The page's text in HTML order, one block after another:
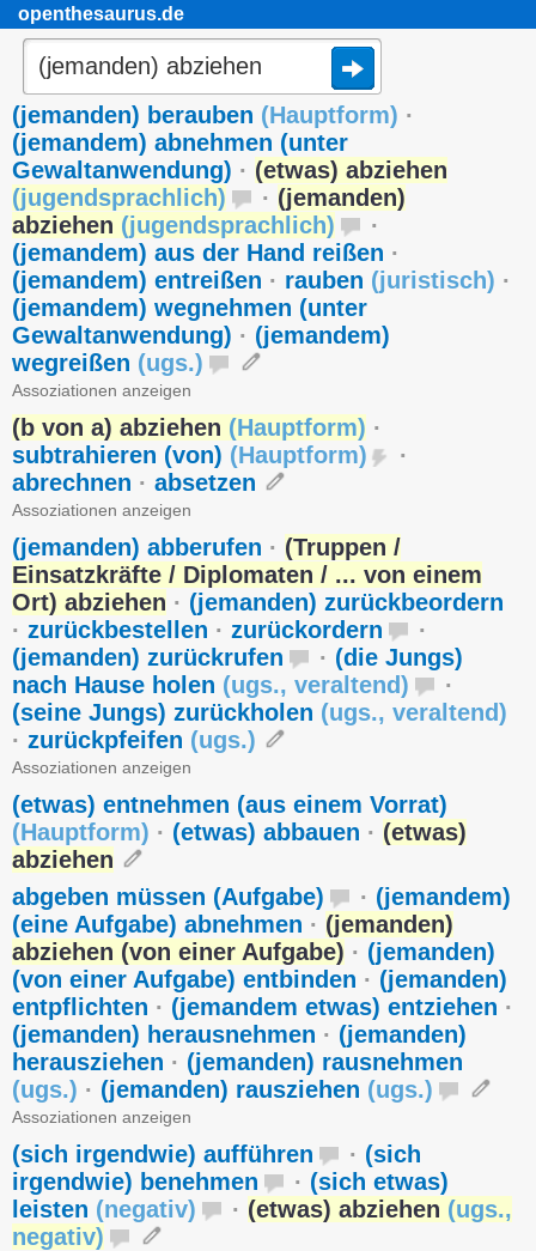
openthesaurus.de
(jemanden) berauben (Hauptform) ·
(jemandem) abnehmen (unter
Gewaltanwendung) · (etwas) abziehen
(jugendsprachlich) · (jemanden)
abziehen (jugendsprachlich)
·
(jemandem) aus der Hand reißen ·
(jemandem) entreißen · rauben (juristisch) ·
(jemandem) wegnehmen (unter
Gewaltanwendung) · (jemandem)
wegreißen (ugs.)
Assoziationen anzeigen
(b von a) abziehen (Hauptform) ·
subtrahieren (von) (Hauptform)
·
abrechnen · absetzen
Assoziationen anzeigen
(jemanden) abberufen · (Truppen /
Einsatzkräfte / Diplomaten / ... von einem
Ort) abziehen · (jemanden) zurückbeordern
· zurückbestellen · zurückordern
·
(jemanden) zurückrufen
· (die Jungs)
nach Hause holen (ugs., veraltend)
·
(seine Jungs) zurückholen (ugs., veraltend)
· zurückpfeifen (ugs.)
Assoziationen anzeigen
(etwas) entnehmen (aus einem Vorrat)
(Hauptform) · (etwas) abbauen · (etwas)
abziehen
abgeben müssen (Aufgabe)
· (jemandem)
(eine Aufgabe) abnehmen · (jemanden)
abziehen (von einer Aufgabe) · (jemanden)
(von einer Aufgabe) entbinden · (jemanden)
entpflichten · (jemandem etwas) entziehen ·
(jemanden) herausnehmen · (jemanden)
herausziehen · (jemanden) rausnehmen
(ugs.) · (jemanden) rausziehen (ugs.)
Assoziationen anzeigen
(sich irgendwie) aufführen · (sich
irgendwie) benehmen
· (sich etwas)
leisten (negativ) · (etwas) abziehen (ugs.,
negativ)